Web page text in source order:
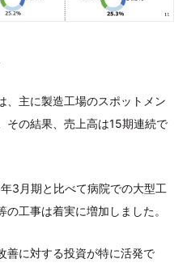
、主に製造工場のスポットメン
その結果、売上高は15期連続で
3月期と比べて病院での大型工
工事は着実に増加しました。
善に対する投資が特に活発で